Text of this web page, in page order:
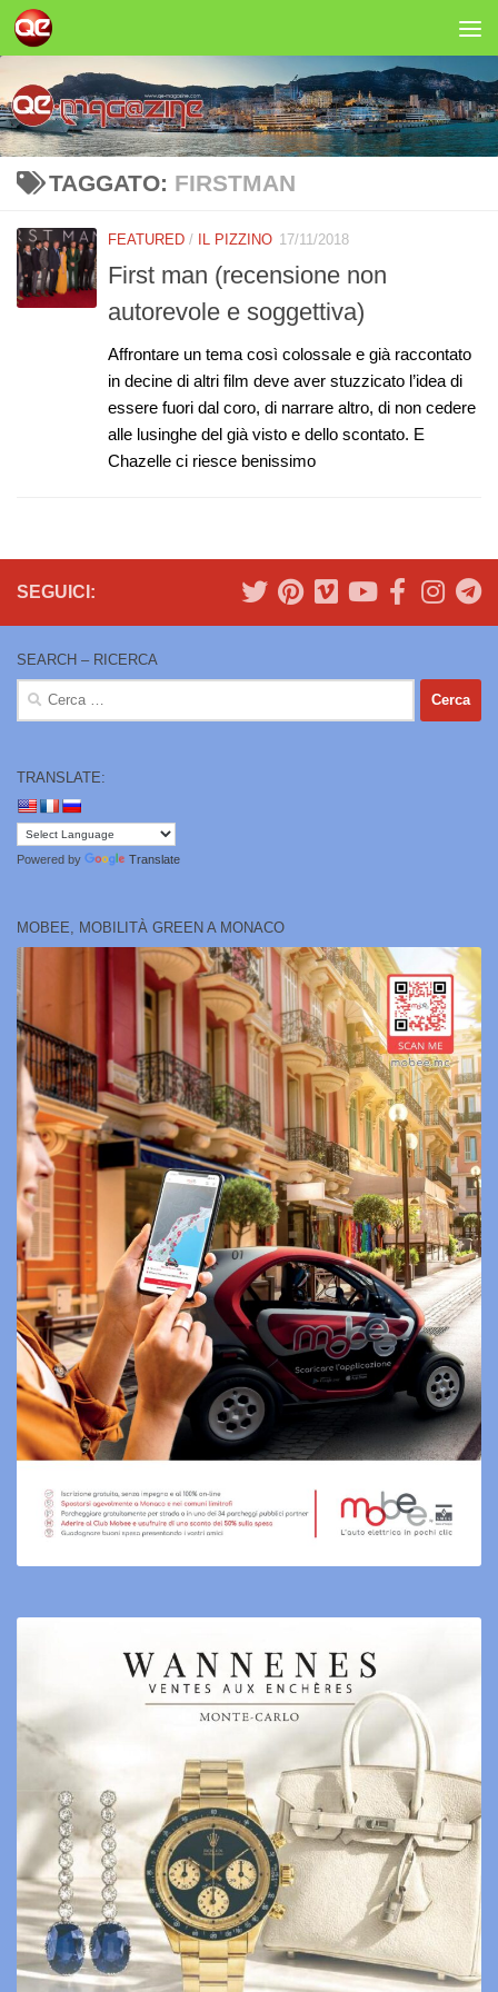
Salta al contenuto
TAGGATO: FIRSTMAN
FEATURED / IL PIZZINO 17/11/2018
First man (recensione non
autorevole e soggettiva)
Affrontare un tema così colossale e già raccontato
in decine di altri film deve aver stuzzicato l’idea di
essere fuori dal coro, di narrare altro, di non cedere
alle lusinghe del già visto e dello scontato. E
Chazelle ci riesce benissimo
SEGUICI:
SEARCH – RICERCA
Ricerca
TRANSLATE:
Powered by Translate
MOBEE, MOBILITÀ GREEN A MONACO